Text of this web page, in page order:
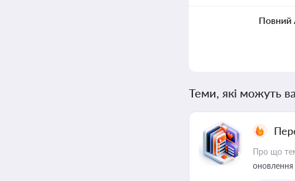
Повний
Теми, які можуть
Про що
оновлення